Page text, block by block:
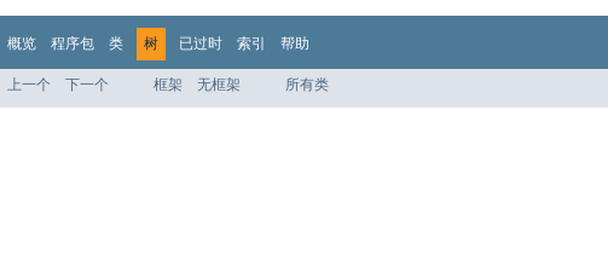
概览 程序包 类 树 已过时 索引 帮助
上一个 下一个 框架 无框架 所有类